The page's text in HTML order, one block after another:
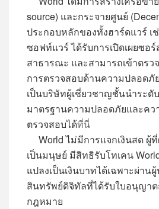
source) และกระจายศูนย์
ประกอบหลักของทั้งฮาร์ดแวร์
ซอฟท์แวร์ ได้รับการเปิดเผยซอ
สาธารณะ และสามารถเข้าตรว
การตรวจสอบด้านความปลอดภัย
เป็นบริษัทผู้เชี่ยวชาญชั้นนำระดั
มาตรฐานความปลอดภัยและคว
ตรวจสอบได้ที่นี่
Worldไม่มีการแจกเงินสด ผู้
เป็นมนุษย์ มีสิทธิรับโทเคน
แปลงเป็นเงินบาทได้เฉพาะผ่าน
สินทรัพย์ดิจิทัลที่ได้รับใบอนุญาต
กฎหมาย